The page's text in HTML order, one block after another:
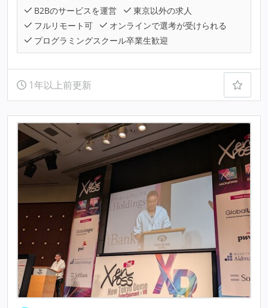
B2Bのサービスを運営
東京以外の求人
フルリモート可
オンラインで選考が受けられる
プログラミングスクール卒業生歓迎
1年以上前更新